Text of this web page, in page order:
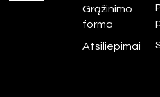
Grąžinimo
forma
Atsiliepimai